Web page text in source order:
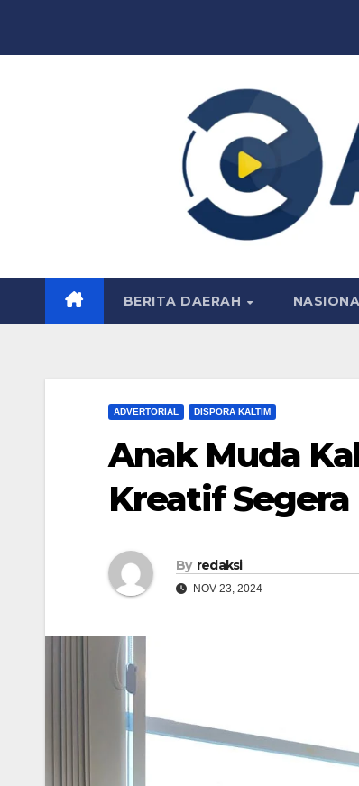
BERITA DAERAH
ADVERTORIAL DISPORA KALTIM
Anak Muda
Kreatif
By redaksi
NOV 23, 2024